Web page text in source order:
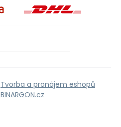
Tvorba a pronájem eshopů
BINARGON.cz